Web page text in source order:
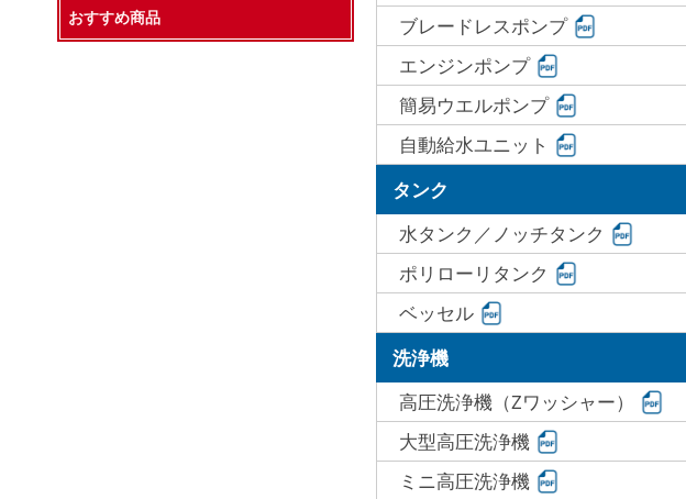
おすすめ商品
ブレードレスポンプ
エンジンポンプ
簡易ウエルポンプ
自動給水ユニット
タンク
水タンク／ノッチタンク
ポリローリタンク
ベッセル
洗浄機
高圧洗浄機（Zワッシャー）
大型高圧洗浄機
ミニ高圧洗浄機